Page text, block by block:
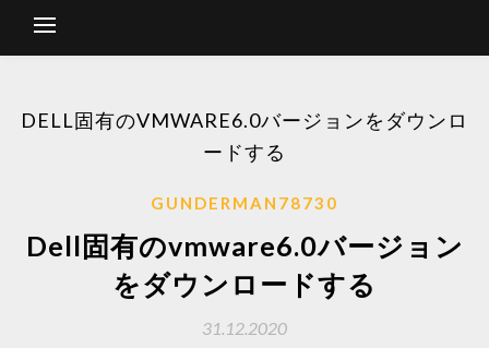
DELL固有のVMWARE6.0バージョンをダウンロ
ードする
GUNDERMAN78730
Dell固有のvmware6.0バージョン
をダウンロードする
31.12.2020